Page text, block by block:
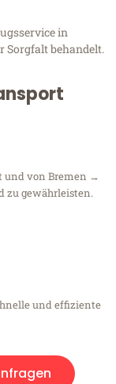
in
Sorgfalt behandelt.
und von Bremen →
zu gewährleisten.
und effiziente